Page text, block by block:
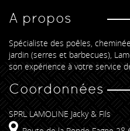
A propos
Spécialiste des poêles,
jardin (serres et barbecues),
son expérience à votre service
Coordonnées
SPRL LAMOLINE Jacky & Fils